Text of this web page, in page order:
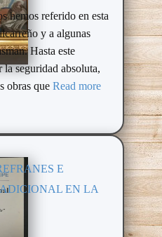
hemos referido en esta
y a algunas
Hasta este
la seguridad absoluta,
obras que Read more
E
EN LA